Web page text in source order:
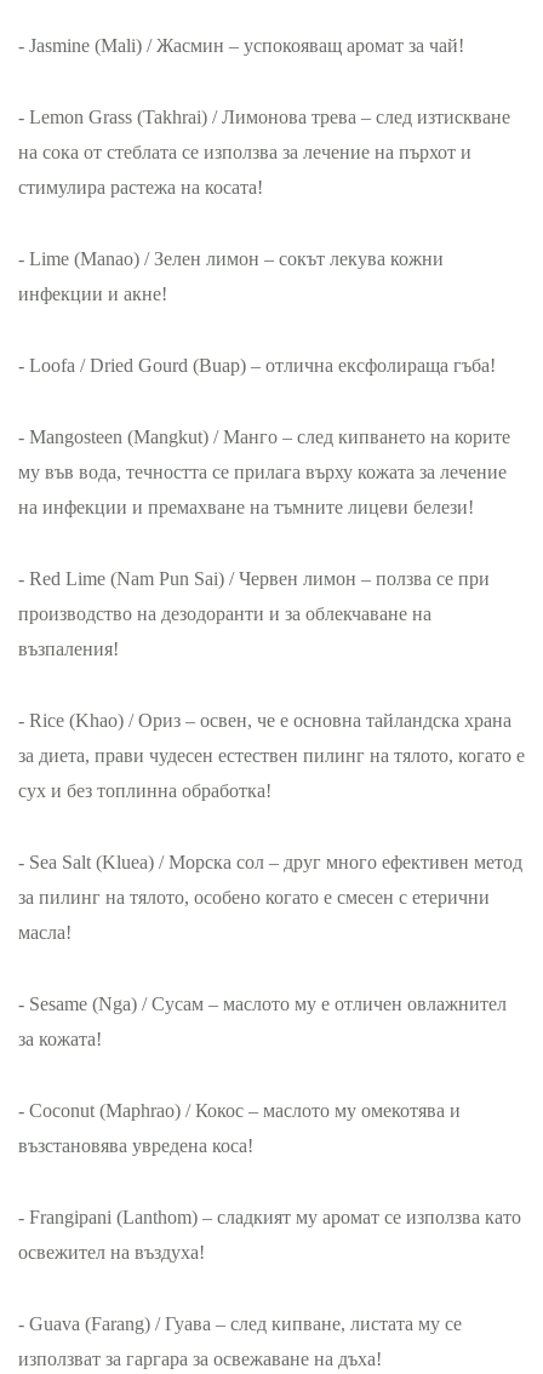
- Jasmine (Mali) / Жасмин – успокояващ аромат за чай!
- Lemon Grass (Takhrai) / Лимонова трева – след изтискване
на сока от стеблата се използва за лечение на пърхот и
стимулира растежа на косата!
- Lime (Manao) / Зелен лимон – сокът лекува кожни
инфекции и акне!
- Loofa / Dried Gourd (Buap) – отлична ексфолираща гъба!
- Mangosteen (Mangkut) / Манго – след кипването на корите
му във вода, течността се прилага върху кожата за лечение
на инфекции и премахване на тъмните лицеви белези!
- Red Lime (Nam Pun Sai) / Червен лимон – ползва се при
производство на дезодоранти и за облекчаване на
възпаления!
- Rice (Khao) / Ориз – освен, че е основна тайландска храна
за диета, прави чудесен естествен пилинг на тялото, когато е
сух и без топлинна обработка!
- Sea Salt (Kluea) / Морска сол – друг много ефективен метод
за пилинг на тялото, особено когато е смесен с етерични
масла!
- Sesame (Nga) / Сусам – маслото му е отличен овлажнител
за кожата!
- Coconut (Maphrao) / Кокос – маслото му омекотява и
възстановява увредена коса!
- Frangipani (Lanthom) – сладкият му аромат се използва като
освежител на въздуха!
- Guava (Farang) / Гуава – след кипване, листата му се
използват за гаргара за освежаване на дъха!